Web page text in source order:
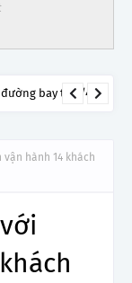
bay từ 1/4
vận hành 14 khách